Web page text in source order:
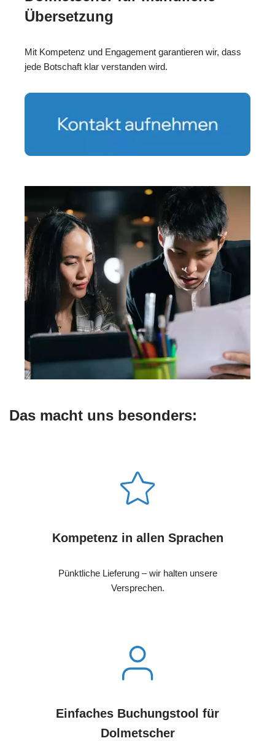
Übersetzung
Mit Kompetenz und Engagement garantieren wir, dass
jede Botschaft klar verstanden wird.
Das macht uns besonders:
Kompetenz in allen Sprachen
Pünktliche Lieferung – wir halten unsere
Versprechen.
Einfaches Buchungstool für
Dolmetscher